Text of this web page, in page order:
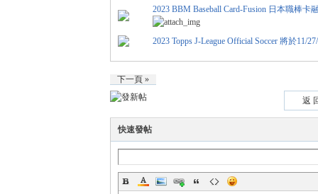
2023 BBM Baseball Card-Fusion 日本職棒
2023 Topps J-League Official Soccer 將於11/
下一頁 »
返
快速發帖